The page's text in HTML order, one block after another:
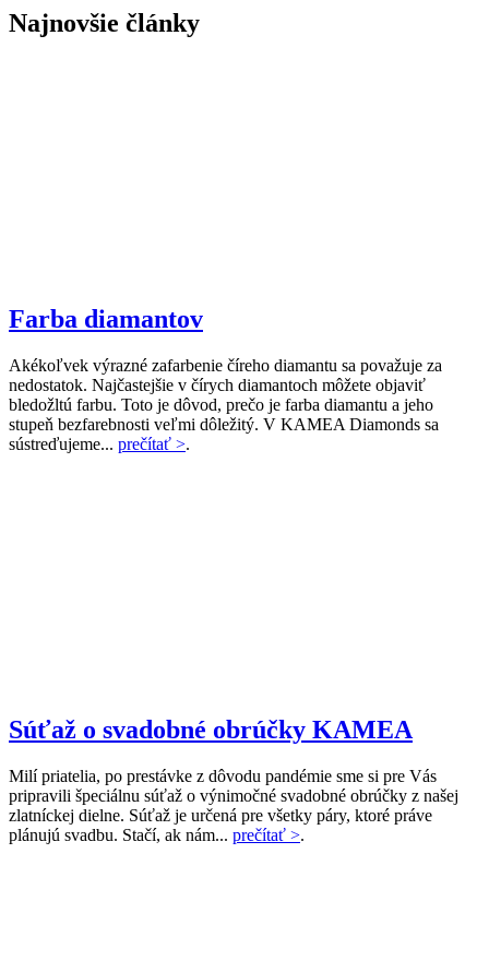
Najnovšie články
Farba diamantov
Akékoľvek výrazné zafarbenie číreho diamantu sa považuje za
nedostatok. Najčastejšie v čírych diamantoch môžete objaviť
bledožltú farbu. Toto je dôvod, prečo je farba diamantu a jeho
stupeň bezfarebnosti veľmi dôležitý. V KAMEA Diamonds sa
sústreďujeme... prečítať >.
Súťaž o svadobné obrúčky KAMEA
Milí priatelia, po prestávke z dôvodu pandémie sme si pre Vás
pripravili špeciálnu súťaž o výnimočné svadobné obrúčky z našej
zlatníckej dielne. Súťaž je určená pre všetky páry, ktoré práve
plánujú svadbu. Stačí, ak nám... prečítať >.